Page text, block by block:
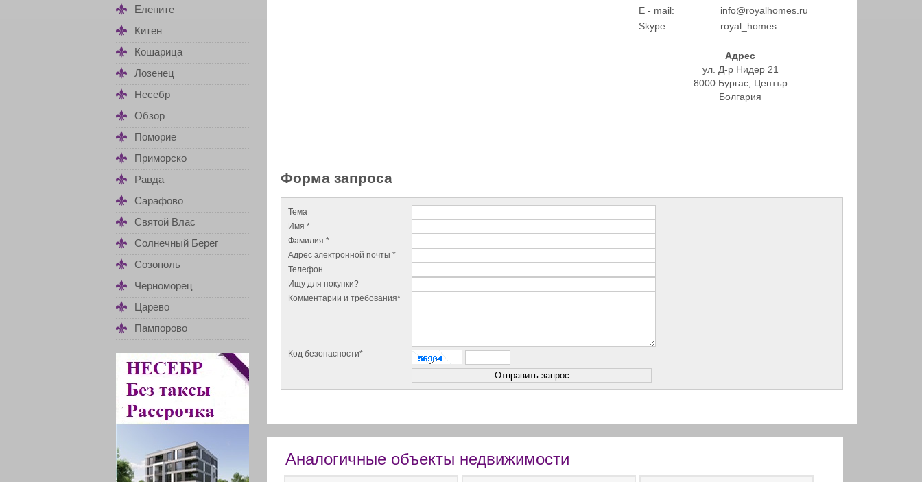
Елените
Китен
Кошарица
Лозенец
Несебр
Обзор
Поморие
Приморско
Равда
Сарафово
Святой Влас
Солнечный Берег
Созополь
Черноморец
Царево
Пампорово
E - mail:
info@royalhomes.ru
Skype:
royal_homes
Адрес
ул. Д-р Нидер 21
8000 Бургас, Център
Болгария
Форма запроса
Тема
Имя *
Фамилия *
Адрес электронной почты *
Телефон
Ищу для покупки?
Комментарии и требования*
Код безопасности*
Аналогичные объекты недвижимости